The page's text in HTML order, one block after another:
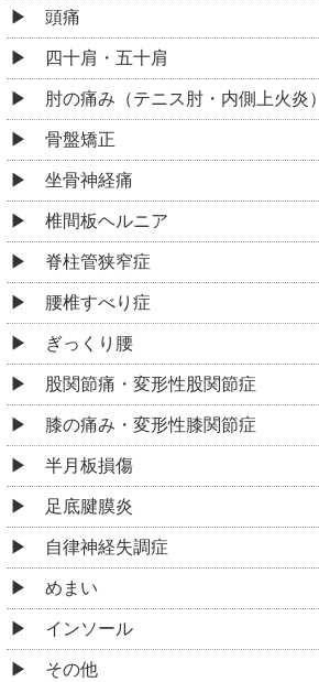
頭痛
四十肩・五十肩
肘の痛み（テニス肘・内側上火炎）
骨盤矯正
坐骨神経痛
椎間板ヘルニア
脊柱管狭窄症
腰椎すべり症
ぎっくり腰
股関節痛・変形性股関節症
膝の痛み・変形性膝関節症
半月板損傷
足底腱膜炎
自律神経失調症
めまい
インソール
その他